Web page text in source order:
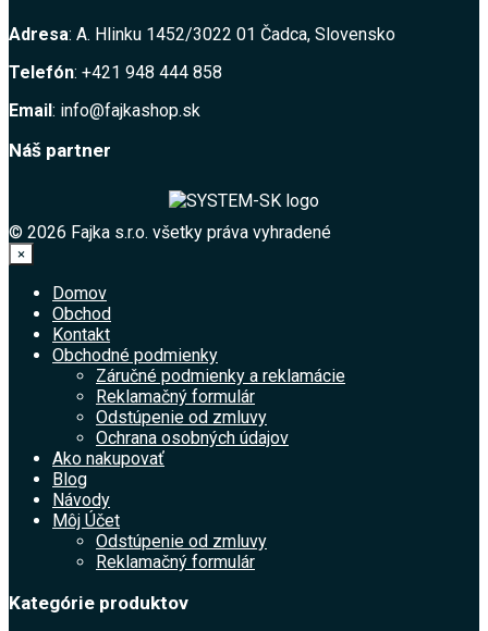
Adresa: A. Hlinku 1452/3022 01 Čadca, Slovensko
Telefón: +421 948 444 858
Email: info@fajkashop.sk
Náš partner
© 2026 Fajka s.r.o. všetky práva vyhradené
×
Domov
Obchod
Kontakt
Obchodné podmienky
Záručné podmienky a reklamácie
Reklamačný formulár
Odstúpenie od zmluvy
Ochrana osobných údajov
Ako nakupovať
Blog
Návody
Môj Účet
Odstúpenie od zmluvy
Reklamačný formulár
Kategórie produktov